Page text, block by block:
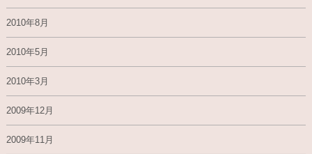
2010年8月
2010年5月
2010年3月
2009年12月
2009年11月